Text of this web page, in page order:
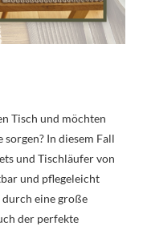
Tisch und möchten
In diesem Fall
und Tischläufer von
und pflegeleicht
eine große
der perfekte